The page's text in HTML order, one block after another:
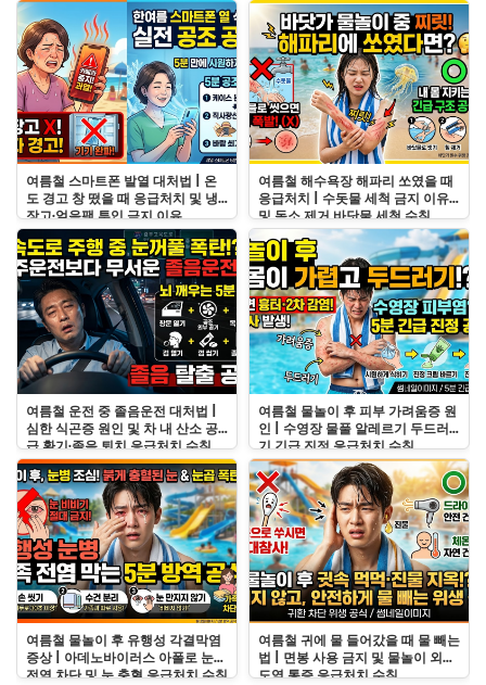
여름철 스마트폰 발열 대처법 | 온
도 경고 창 떴을 때 응급처치 및 냉
장고·얼음팩 투입 금지 이유
여름철 해수욕장 해파리 쏘였을 때
응급처치 | 수돗물 세척 금지 이유
및 독소 제거 바닷물 세척 수칙
여름철 운전 중 졸음운전 대처법 |
심한 식곤증 원인 및 차 내 산소 공
급 환기·졸음 퇴치 응급처치 수칙
여름철 물놀이 후 피부 가려움증 원
인 | 수영장 물풀 알레르기 두드러
기 긴급 진정 응급처치 수칙
여름철 물놀이 후 유행성 각결막염
증상 | 아데노바이러스 아폴로 눈병
전염 차단 및 눈 충혈 응급처치 수칙
여름철 귀에 물 들어갔을 때 물 빼는
법 | 면봉 사용 금지 및 물놀이 외이
도염 통증 응급처치 수칙